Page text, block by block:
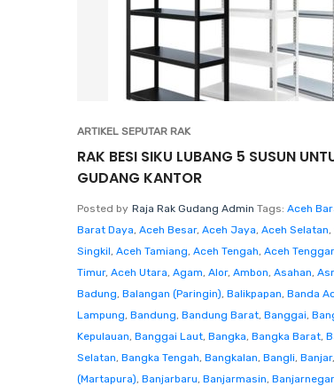
ARTIKEL SEPUTAR RAK
RAK BESI SIKU LUBANG 5 SUSUN
GUDANG KANTOR
Posted by Raja Rak Gudang Admin Tags: Aceh
Barat Daya, Aceh Besar, Aceh Jaya, Aceh Selatan,
Singkil, Aceh Tamiang, Aceh Tengah, Aceh
Timur, Aceh Utara, Agam, Alor, Ambon, Asahan,
Badung, Balangan (Paringin), Balikpapan, Banda
Lampung, Bandung, Bandung Barat, Banggai,
Kepulauan, Banggai Laut, Bangka, Bangka Barat,
Selatan, Bangka Tengah, Bangkalan, Bangli, Banjar,
(Martapura), Banjarbaru, Banjarmasin,